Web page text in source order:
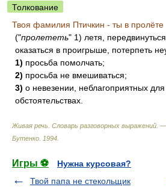
Толкование
Твоя фамилия Птичкин - ты в пролёте
("пролететь" 1) летя,
оказаться в проигрыше, потерпеть
1) просьба помолчать;
2) просьба не вмешиваться;
3) о невезении, неблагоприятных
обстоятельствах.
Живая речь. Словарь разговорных
Бутенко 1994
Игры ⚽
Нужна курсовая?
Твой папа не стекольщик